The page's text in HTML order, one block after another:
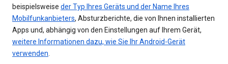
beispielsweise der Typ Ihres Geräts und der Name Ihres
Mobilfunkanbieters, Absturzberichte, die von Ihnen installierten
Apps und, abhängig von den Einstellungen auf Ihrem Gerät,
weitere Informationen dazu, wie Sie Ihr Android-Gerät
verwenden.